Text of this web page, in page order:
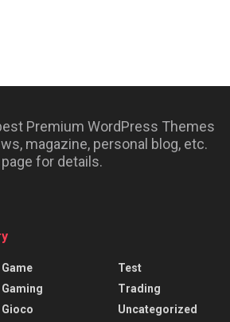
Premium WordPress Themes
magazine, personal blog, etc.
for details.
Game
Gaming
Gioco
Test
Trading
Uncategorized